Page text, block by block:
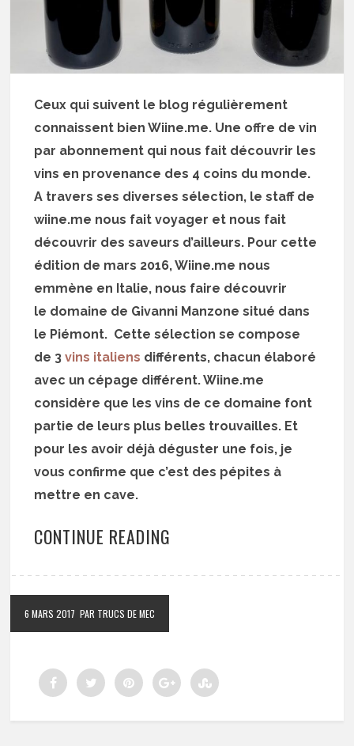
Ceux qui suivent le blog régulièrement
connaissent bien Wiine.me. Une offre de vin
par abonnement qui nous fait découvrir les
vins en provenance des 4 coins du monde.
A travers ses diverses sélection, le staff de
wiine.me nous fait voyager et nous fait
découvrir des saveurs d’ailleurs. Pour cette
édition de mars 2016, Wiine.me nous
emmène en Italie, nous faire découvrir
le domaine de Givanni Manzone situé dans
le Piémont. Cette sélection se compose
de 3vins italiens différents, chacun élaboré
avec un cépage différent. Wiine.me
considère que les vins de ce domaine font
partie de leurs plus belles trouvailles. Et
pour les avoir déjà déguster une fois, je
vous confirme que c’est des pépites à
mettre en cave.
CONTINUE READING
6 MARS 2017 PAR TRUCS DE MEC